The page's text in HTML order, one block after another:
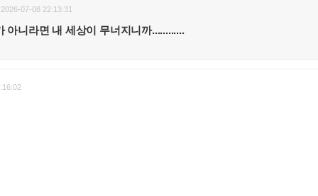
2026-07-08 22:13:31
아니라면 내 세상이 무너지니까............